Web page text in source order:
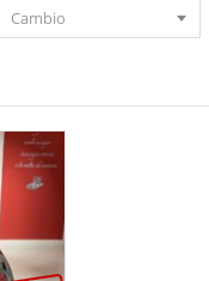
Cambio